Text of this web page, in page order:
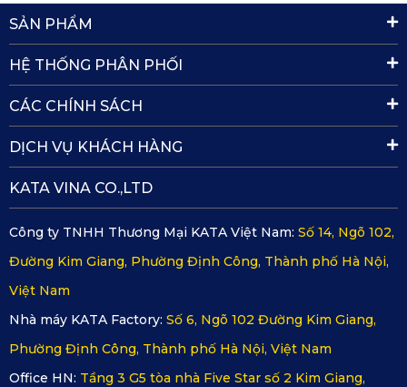
động đóng file khi có va chạm xảy ra.
SẢN PHẨM
HỆ THỐNG PHÂN PHỐI
CÁC CHÍNH SÁCH
DỊCH VỤ KHÁCH HÀNG
KATA VINA CO.,LTD
Công ty TNHH Thương Mại KATA Việt Nam: Số 14, Ngõ 102,
Đường Kim Giang, Phường Định Công, Thành phố Hà Nội,
Việt Nam
Nhà máy KATA Factory: Số 6, Ngõ 102 Đường Kim Giang,
Phường Định Công, Thành phố Hà Nội, Việt Nam
Office HN: Tầng 3 G5 tòa nhà Five Star số 2 Kim Giang,